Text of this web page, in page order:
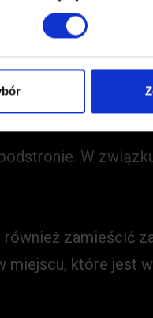
na Twojej stronie
w Google
W
zamieścić
miejscu, które jest